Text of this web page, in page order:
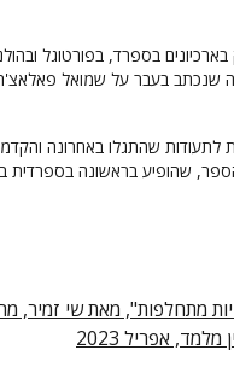
בספרד, בפורטוגל
שנכתב בעבר על שמואל
שהתגלו באחרונה
אפריל 2023